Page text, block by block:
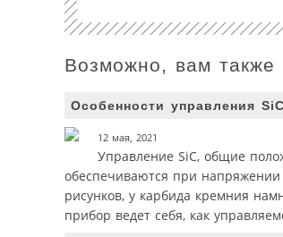
Возможно, вам также
Особенности управления
12 мая, 2021
Управление SiC, общие
обеспечиваются при
рисунков, у карбида кремния
прибор ведет себя, как